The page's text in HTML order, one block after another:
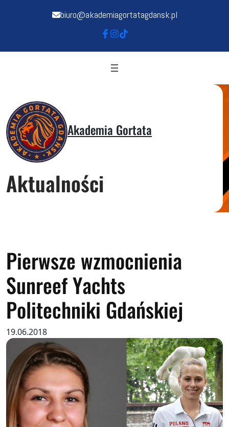
biuro@akademiagortatagdansk.pl
Akademia Gortata
Aktualności
Pierwsze wzmocnienia
Sunreef Yachts
Politechniki Gdańskiej
19.06.2018